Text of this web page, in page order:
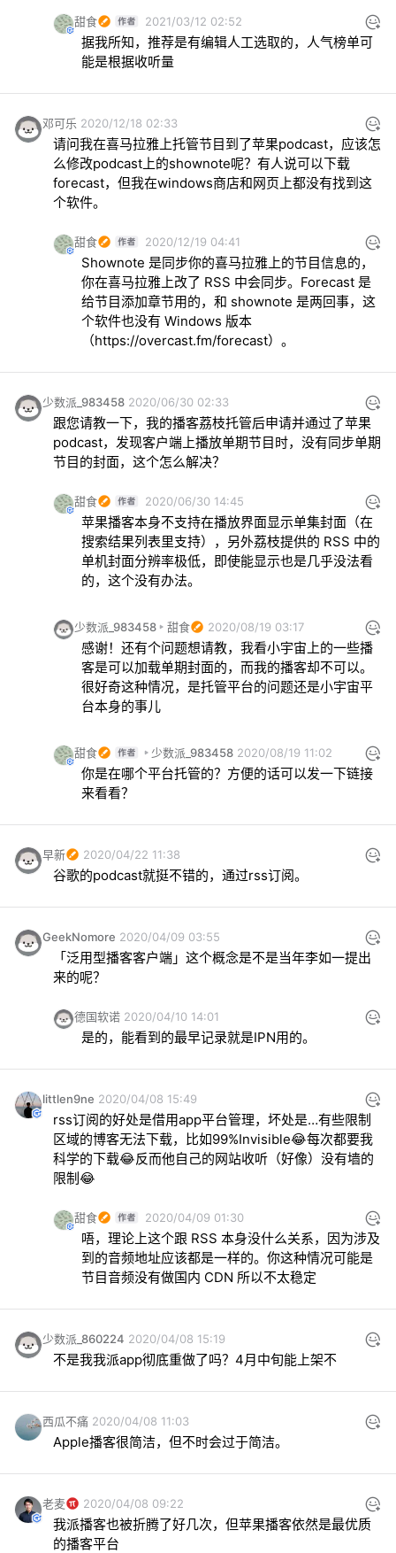
甜食 2021/03/12 02:52
据我所知，推荐是有编辑人工选取的，人气榜单可
能是根据收听量
邓可乐 2020/12/18 02:33
请问我在喜马拉雅上托管节目到了苹果podcast，应该怎
么修改podcast上的shownote呢？有人说可以下载
forecast，但我在windows商店和网页上都没有找到这
个软件。
甜食 2020/12/19 04:41
Shownote 是同步你的喜马拉雅上的节目信息的，
你在喜马拉雅上改了 RSS 中会同步。Forecast 是
给节目添加章节用的，和 shownote 是两回事，这
个软件也没有 Windows 版本
（https://overcast.fm/forecast）。
少数派_983458 2020/06/30 02:33
跟您请教一下，我的播客荔枝托管后申请并通过了苹果
podcast，发现客户端上播放单期节目时，没有同步单期
节目的封面，这个怎么解决？
甜食 2020/06/30 14:45
苹果播客本身不支持在播放界面显示单集封面（在
搜索结果列表里支持），另外荔枝提供的 RSS 中的
单机封面分辨率极低，即使能显示也是几乎没法看
的，这个没有办法。
少数派_983458 甜食 2020/08/19 03:17
感谢！还有个问题想请教，我看小宇宙上的一些播
客是可以加载单期封面的，而我的播客却不可以。
很好奇这种情况，是托管平台的问题还是小宇宙平
台本身的事儿
甜食 少数派_983458 2020/08/19 11:02
你是在哪个平台托管的？方便的话可以发一下链接
来看看？
早新 2020/04/22 11:38
谷歌的podcast就挺不错的，通过rss订阅。
GeekNomore 2020/04/09 03:55
「泛用型播客客户端」这个概念是不是当年李如一提出
来的呢？
德国软诺 2020/04/10 14:01
是的，能看到的最早记录就是IPN用的。
littlen9ne 2020/04/08 15:49
rss订阅的好处是借用app平台管理，坏处是…有些限制
区域的博客无法下载，比如99%Invisible😂每次都要我
科学的下载😂反而他自己的网站收听（好像）没有墙的
限制😂
甜食 2020/04/09 01:30
唔，理论上这个跟 RSS 本身没什么关系，因为涉及
到的音频地址应该都是一样的。你这种情况可能是
节目音频没有做国内 CDN 所以不太稳定
少数派_860224 2020/04/08 15:19
不是我我派app彻底重做了吗？4月中旬能上架不
西瓜不痛 2020/04/08 11:03
Apple播客很简洁，但不时会过于简洁。
老麦 2020/04/08 09:22
我派播客也被折腾了好几次，但苹果播客依然是最优质
的播客平台